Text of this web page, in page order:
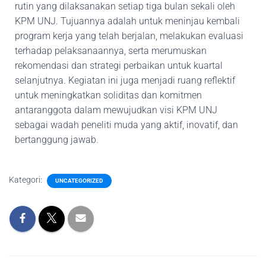
rutin yang dilaksanakan setiap tiga bulan sekali oleh
KPM UNJ. Tujuannya adalah untuk meninjau kembali
program kerja yang telah berjalan, melakukan evaluasi
terhadap pelaksanaannya, serta merumuskan
rekomendasi dan strategi perbaikan untuk kuartal
selanjutnya. Kegiatan ini juga menjadi ruang reflektif
untuk meningkatkan soliditas dan komitmen
antaranggota dalam mewujudkan visi KPM UNJ
sebagai wadah peneliti muda yang aktif, inovatif, dan
bertanggung jawab.
Kategori: UNCATEGORIZED